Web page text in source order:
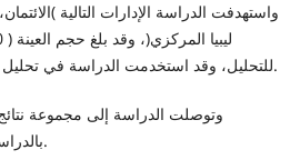
واستهدفت الدراسة الإدارات التالية
للتحليل، وقد استخدمت الدراسة في تحليل بياناتها كلا من الإحصاء الوصفي والاستدلالي.
وتوصلت الدراسة إلى مجموعة
بالدراسة لتطبيق نموذج الخسائر الائتمانية المتوقعة.